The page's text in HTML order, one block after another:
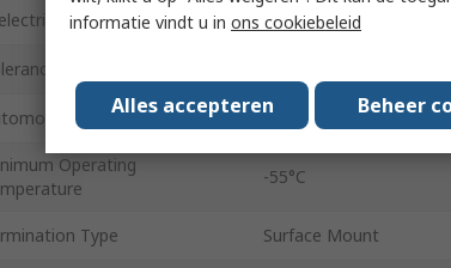
X7R
Standard No
Operating
-55°C
Type Surface Mount
informatie vindt u in ons cookiebeleid
Alles accepteren Beheer